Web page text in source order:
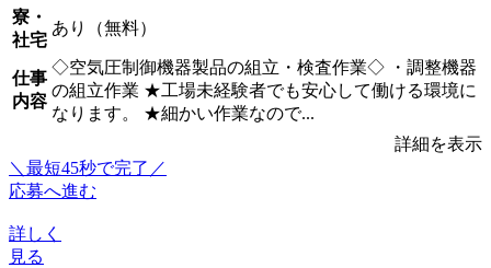
寮・
社宅
あり（無料）
仕事
内容
◇空気圧制御機器製品の組立・検査作業◇ ・調整機器
の組立作業 ★工場未経験者でも安心して働ける環境に
なります。 ★細かい作業なので...
詳細を表示
＼最短45秒で完了／
応募へ進む
詳しく
見る